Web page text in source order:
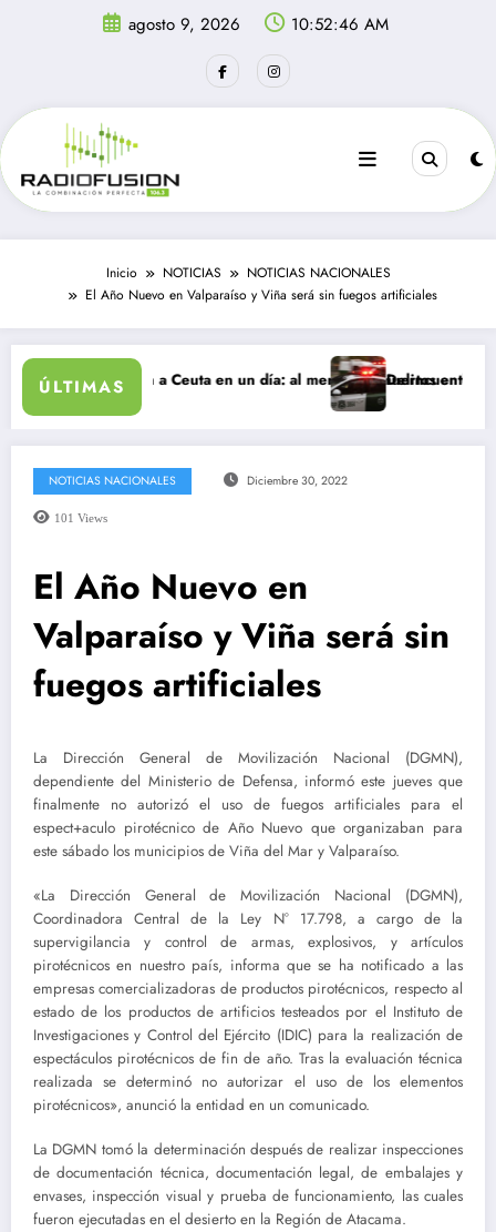
agosto 9, 2026 10:52:46 AM
Inicio NOTICIAS
NOTICIAS NACIONALES
El Año Nuevo en Valparaíso y Viña será sin fuegos artificiales
ÚLTIMAS
ingresan a Ceuta en un día: al menos 34 muertos en la crisis.
Delincuentes matan
NOTICIAS NACIONALES Diciembre 30, 2022
101 Views
El Año Nuevo en
Valparaíso y Viña será sin
fuegos artificiales
La Dirección General de Movilización Nacional (DGMN),
dependiente del Ministerio de Defensa, informó este jueves que
finalmente no autorizó el uso de fuegos artificiales para el
espect+aculo pirotécnico de Año Nuevo que organizaban para
este sábado los municipios de Viña del Mar y Valparaíso.
«La Dirección General de Movilización Nacional (DGMN),
Coordinadora Central de la Ley N° 17.798, a cargo de la
supervigilancia y control de armas, explosivos, y artículos
pirotécnicos en nuestro país, informa que se ha notificado a las
empresas comercializadoras de productos pirotécnicos, respecto al
estado de los productos de artificios testeados por el Instituto de
Investigaciones y Control del Ejército (IDIC) para la realización de
espectáculos pirotécnicos de fin de año. Tras la evaluación técnica
realizada se determinó no autorizar el uso de los elementos
pirotécnicos», anunció la entidad en un comunicado.
La DGMN tomó la determinación después de realizar inspecciones
de documentación técnica, documentación legal, de embalajes y
envases, inspección visual y prueba de funcionamiento, las cuales
fueron ejecutadas en el desierto en la Región de Atacama.